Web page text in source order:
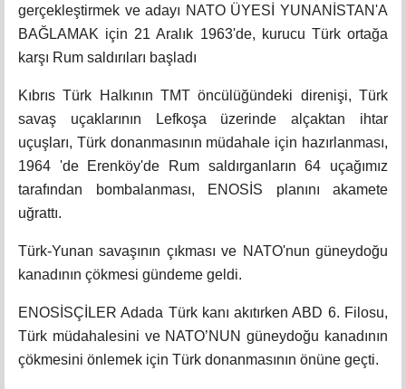
gerçekleştirmek ve adayı NATO ÜYESİ YUNANİSTAN'A
BAĞLAMAK için 21 Aralık 1963'de, kurucu Türk ortağa
karşı Rum saldırıları başladı
Kıbrıs Türk Halkının TMT öncülüğündeki direnişi, Türk
savaş uçaklarının Lefkoşa üzerinde alçaktan ihtar
uçuşları, Türk donanmasının müdahale için hazırlanması,
1964 'de Erenköy'de Rum saldırganların 64 uçağımız
tarafından bombalanması, ENOSİS planını akamete
uğrattı.
Türk-Yunan savaşının çıkması ve NATO'nun güneydoğu
kanadının çökmesi gündeme geldi.
ENOSİSÇİLER Adada Türk kanı akıtırken ABD 6. Filosu,
Türk müdahalesini ve NATO’NUN güneydoğu kanadının
çökmesini önlemek için Türk donanmasının önüne geçti.